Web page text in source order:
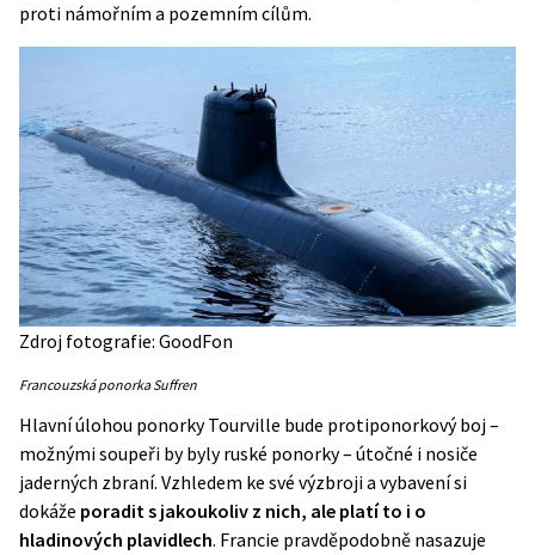
proti námořním a pozemním cílům.
Zdroj fotografie: GoodFon
Francouzská ponorka Suffren
Hlavní úlohou ponorky Tourville bude protiponorkový boj –
možnými soupeři by byly ruské ponorky – útočné i nosiče
jaderných zbraní. Vzhledem ke své výzbroji a vybavení si
dokáže poradit s jakoukoliv z nich, ale platí to i o
hladinových plavidlech. Francie pravděpodobně nasazuje